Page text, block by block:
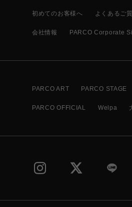
初めてのお客様へ よくあるご
会社情報 PARCO Corporate
PARCO ART PARCO STAGE
PARCO OFFICIAL Welpa